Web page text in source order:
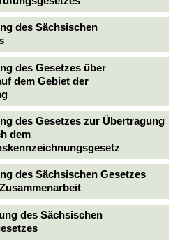
des Sächsischen
des Gesetzes über
dem Gebiet der
des Gesetzes zur Übertragung
dem
des Sächsischen Gesetzes
des Sächsischen